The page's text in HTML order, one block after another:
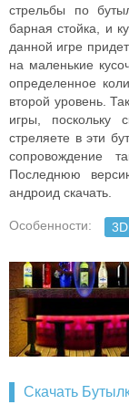
стрельбы по
барная стойка, и
данной игре
на маленькие
определенное
второй уровень.
игры, поскольку
стреляете в эти
сопровождение
Последнюю
андроид скачать.
Особенности: 3D
Скачать